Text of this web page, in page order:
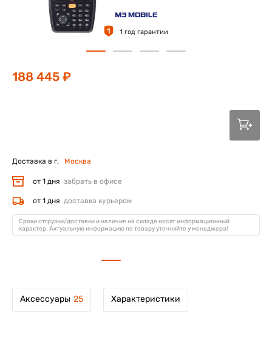
1 1 год гарантии
188 445 ₽
Доставка в г. Москва
от 1 дня забрать в офисе
от 1 дня доставка курьером
Сроки отгрузки/доставки и наличие на складе носят информационный
характер. Актуальную информацию по товару уточняйте у менеджера!
Аксессуары 25 Характеристики